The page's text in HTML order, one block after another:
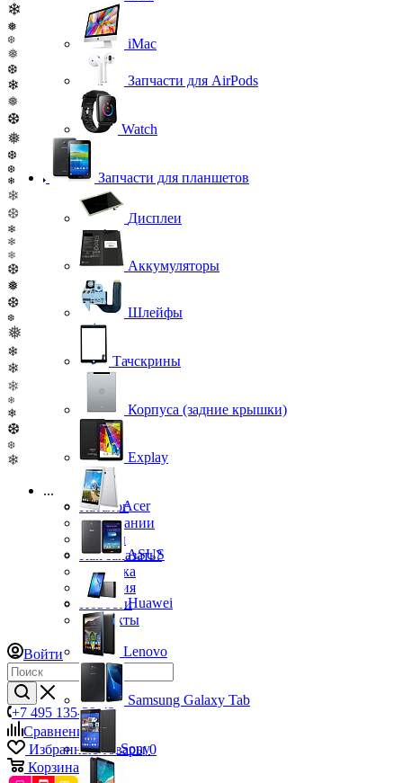
❄
❅
❆
❅
❆
❄
❅
❆
❅
❆
❆
❄
❄
❆
❄
❄
❄
❆
❅
❆
❆
❅
❄
❄
❄
❄
❄
❆
❆
❄
...
Каталог
О компании
Бренды
Как заказать?
Доставка
Гарантия
Новости
Контакты
Войти
+7 495 135-39-43
Сравнение0
Избранные товары 0
Корзина
iMac
Запчасти для AirPods
Watch
Запчасти для планшетов
Дисплеи
Аккумуляторы
Шлейфы
Тачскрины
Корпуса (задние крышки)
Explay
Acer
ASUS
Huawei
Lenovo
Samsung Galaxy Tab
Sony